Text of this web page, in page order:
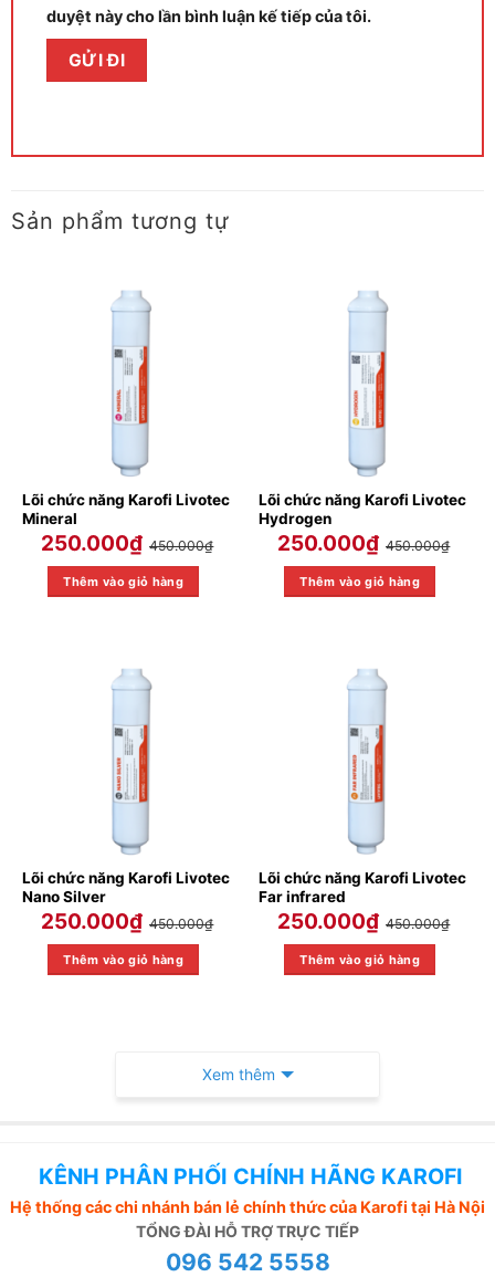
duyệt này cho lần bình luận kế tiếp của tôi.
Sản phẩm tương tự
Lõi chức năng Karofi Livotec
Mineral
250.000₫ 450.000₫
Thêm vào giỏ hàng
Lõi chức năng Karofi Livotec
Hydrogen
250.000₫ 450.000₫
Thêm vào giỏ hàng
Lõi chức năng Karofi Livotec
Nano Silver
250.000₫ 450.000₫
Thêm vào giỏ hàng
Lõi chức năng Karofi Livotec
Far infrared
250.000₫ 450.000₫
Thêm vào giỏ hàng
Xem thêm
KÊNH PHÂN PHỐI CHÍNH HÃNG KAROFI
Hệ thống các chi nhánh bán lẻ chính thức của Karofi tại Hà Nội
TỔNG ĐÀI HỖ TRỢ TRỰC TIẾP
096 542 5558